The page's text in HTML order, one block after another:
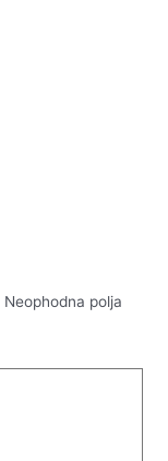
Neophodna polja